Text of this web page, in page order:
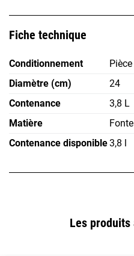
Fiche technique
Conditionnement
Pièce
Diamètre (cm)
24
Contenance
3,8 L
Matière
Fonte
Contenance disponible3,8 l
Les produits